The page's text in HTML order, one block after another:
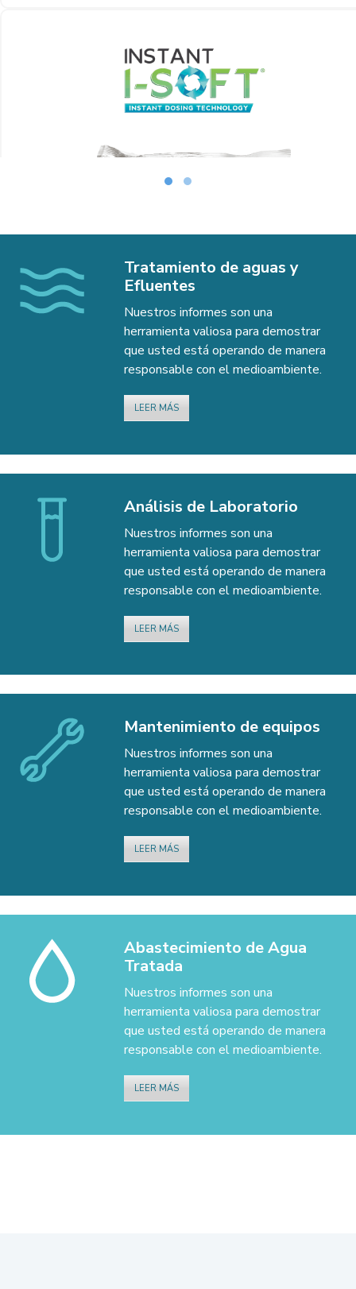
arena
Leer más
Filtersorb CT – Media Filtrante de Watch
Water
INSTANT I-SOFT – La mejor protección
contra incrustaciones y corrosión para
Leer más
I-SOFT Descaler – Agente de limpieza de
alta capacidad
Leer más
Tratamiento de aguas y
Efluentes
Nuestros informes son una
herramienta valiosa para demostrar
que usted está operando de manera
responsable con el medioambiente.
LEER MÁS
Análisis de Laboratorio
Nuestros informes son una
herramienta valiosa para demostrar
que usted está operando de manera
responsable con el medioambiente.
LEER MÁS
Mantenimiento de equipos
Nuestros informes son una
herramienta valiosa para demostrar
que usted está operando de manera
responsable con el medioambiente.
LEER MÁS
Abastecimiento de Agua
Tratada
Nuestros informes son una
herramienta valiosa para demostrar
que usted está operando de manera
responsable con el medioambiente.
LEER MÁS